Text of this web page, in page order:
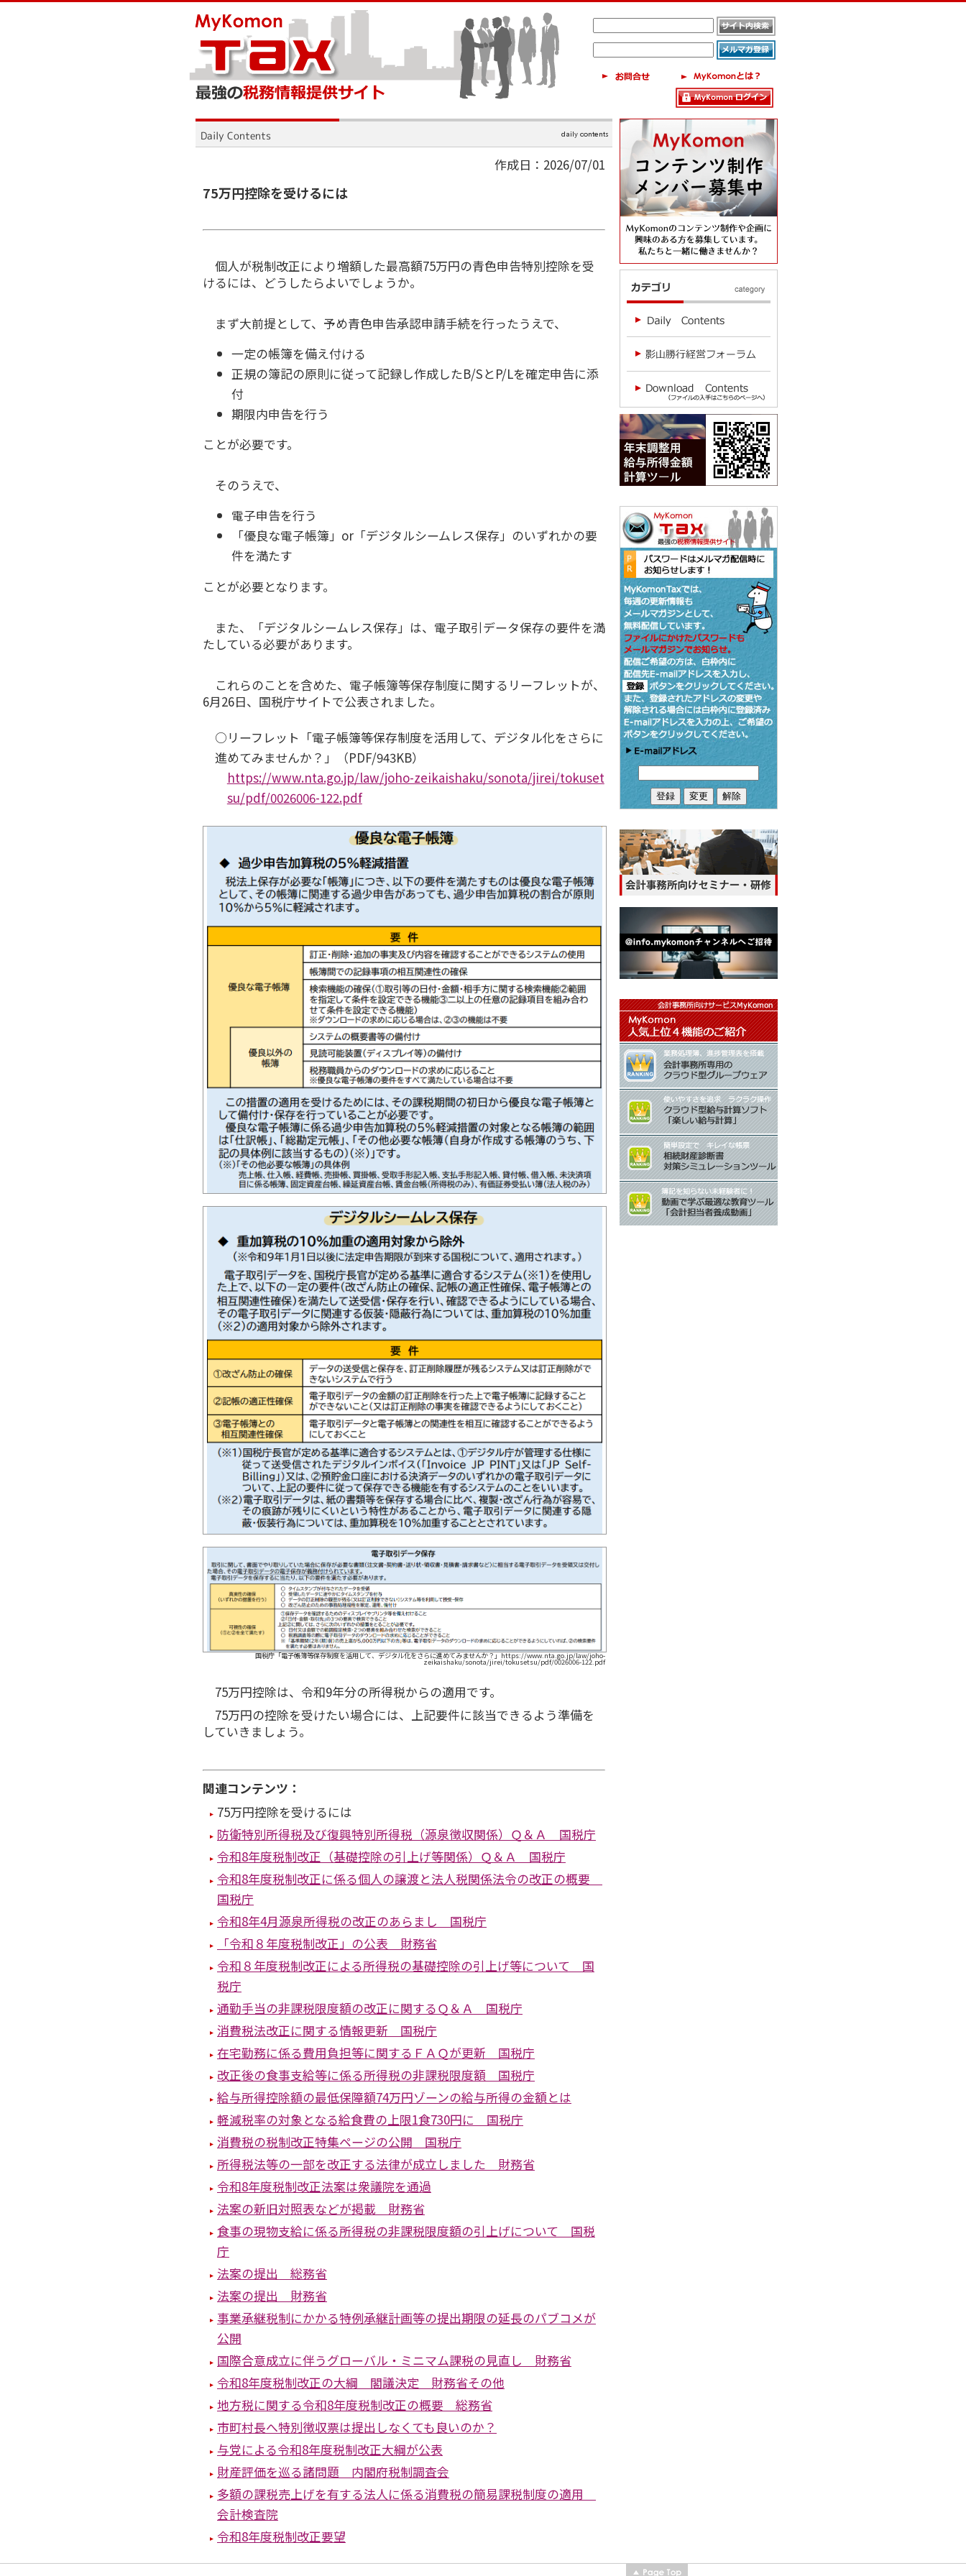
作成日：2026/07/01
75万円控除を受けるには
個人が税制改正により増額した最高額75万円の青色申告特別控除を受
けるには、どうしたらよいでしょうか。
まず大前提として、予め青色申告承認申請手続を行ったうえで、
一定の帳簿を備え付ける
正規の簿記の原則に従って記録し作成したB/SとP/Lを確定申告に添
付
期限内申告を行う
ことが必要です。
そのうえで、
電子申告を行う
「優良な電子帳簿」or「デジタルシームレス保存」のいずれかの要
件を満たす
ことが必要となります。
また、「デジタルシームレス保存」は、電子取引データ保存の要件を満
たしている必要があります。
これらのことを含めた、電子帳簿等保存制度に関するリーフレットが、
6月26日、国税庁サイトで公表されました。
○リーフレット「電子帳簿等保存制度を活用して、デジタル化をさらに
進めてみませんか？」（PDF/943KB）
https://www.nta.go.jp/law/joho-zeikaishaku/sonota/jirei/tokuset
su/pdf/0026006-122.pdf
国税庁「電子帳簿等保存制度を活用して、デジタル化をさらに進めてみませんか？」https://www.nta.go.jp/law/joho-
zeikaishaku/sonota/jirei/tokusetsu/pdf/0026006-122.pdf
75万円控除は、令和9年分の所得税からの適用です。
75万円の控除を受けたい場合には、上記要件に該当できるよう準備を
していきましょう。
関連コンテンツ：
75万円控除を受けるには
防衛特別所得税及び復興特別所得税（源泉徴収関係）Ｑ＆Ａ 国税庁
令和8年度税制改正（基礎控除の引上げ等関係）Ｑ＆Ａ 国税庁
令和8年度税制改正に係る個人の譲渡と法人税関係法令の改正の概要
国税庁
令和8年4月源泉所得税の改正のあらまし 国税庁
「令和８年度税制改正」の公表 財務省
令和８年度税制改正による所得税の基礎控除の引上げ等について 国
税庁
通勤手当の非課税限度額の改正に関するＱ＆Ａ 国税庁
消費税法改正に関する情報更新 国税庁
在宅勤務に係る費用負担等に関するＦＡＱが更新 国税庁
改正後の食事支給等に係る所得税の非課税限度額 国税庁
給与所得控除額の最低保障額74万円ゾーンの給与所得の金額とは
軽減税率の対象となる給食費の上限1食730円に 国税庁
消費税の税制改正特集ページの公開 国税庁
所得税法等の一部を改正する法律が成立しました 財務省
令和8年度税制改正法案は衆議院を通過
法案の新旧対照表などが掲載 財務省
食事の現物支給に係る所得税の非課税限度額の引上げについて 国税
庁
法案の提出 総務省
法案の提出 財務省
事業承継税制にかかる特例承継計画等の提出期限の延長のパブコメが
公開
国際合意成立に伴うグローバル・ミニマム課税の見直し 財務省
令和8年度税制改正の大綱 閣議決定 財務省その他
地方税に関する令和8年度税制改正の概要 総務省
市町村長へ特別徴収票は提出しなくても良いのか？
与党による令和8年度税制改正大綱が公表
財産評価を巡る諸問題 内閣府税制調査会
多額の課税売上げを有する法人に係る消費税の簡易課税制度の適用
会計検査院
令和8年度税制改正要望